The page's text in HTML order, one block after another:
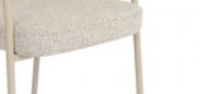
ZESTAW KRZESEŁ
DEMINA CZARNE
EKOSKÓRA - 4SZT
653,53 zł 806,83 zł